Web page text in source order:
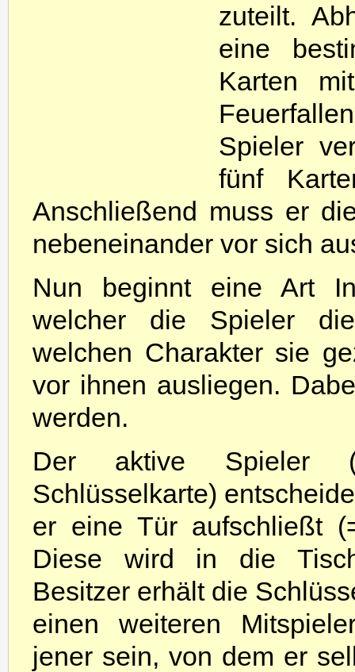
zuteilt.
eine
Karten
Spieler
fünf
Anschließend muss er
nebeneinander vor sich
Nun beginnt eine Art
welcher die Spieler
welchen Charakter sie
vor ihnen ausliegen.
werden.
Der aktive Spieler
Schlüsselkarte)
er eine Tür aufschließt
Diese wird in die
Besitzer erhält die
einen weiteren
jener sein, von dem er